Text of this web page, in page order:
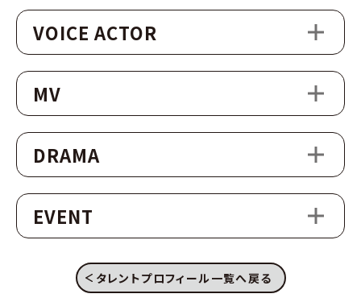
VOICE ACTOR
MV
DRAMA
EVENT
タレントプロフィール一覧へ戻る